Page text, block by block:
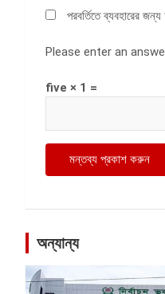
পরবর্তিতে ব্যবহারের
Please enter an
five × 1 =
অন্যান্য